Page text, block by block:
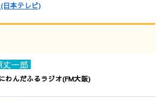
本テレビ)
丈一郎
わんだふるラジオ(FM大阪)